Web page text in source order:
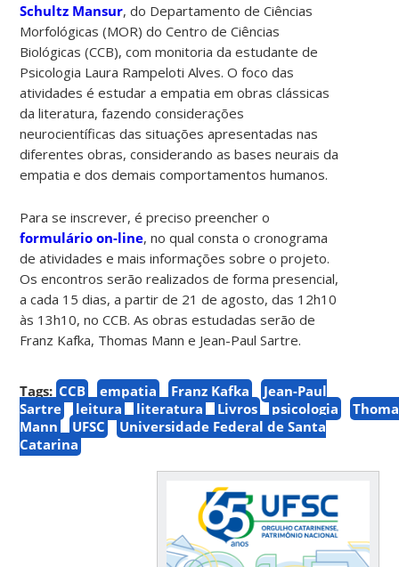
Schultz Mansur, do Departamento de Ciências
Morfológicas (MOR) do Centro de Ciências
Biológicas (CCB), com monitoria da estudante de
Psicologia Laura Rampeloti Alves. O foco das
atividades é estudar a empatia em obras clássicas
da literatura, fazendo considerações
neurocientíficas das situações apresentadas nas
diferentes obras, considerando as bases neurais da
empatia e dos demais comportamentos humanos.
Para se inscrever, é preciso preencher o
formulário on-line, no qual consta o cronograma
de atividades e mais informações sobre o projeto.
Os encontros serão realizados de forma presencial,
a cada 15 dias, a partir de 21 de agosto, das 12h10
às 13h10, no CCB. As obras estudadas serão de
Franz Kafka, Thomas Mann e Jean-Paul Sartre.
Tags: CCB empatia Franz Kafka
Jean-Paul
Sartre
leitura literatura Livros psicologia
Mann
UFSC
Universidade Federal de Santa
Catarina